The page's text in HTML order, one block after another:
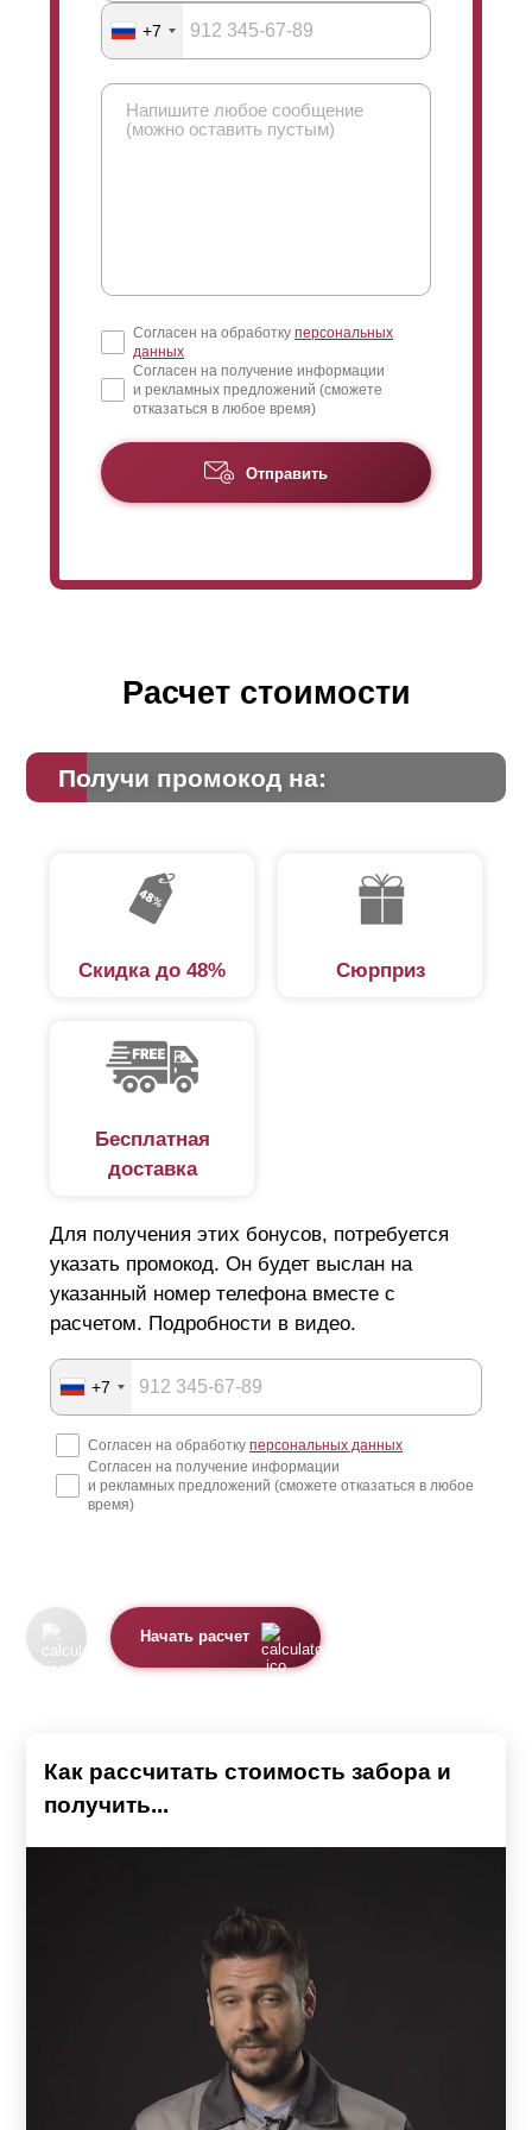
Как и любая модель ограждения, «Хай-тек» может
ограждения, то конструкторы нашей компании
согласуют ключевые детали с вами и составят проект
по вашим требованиям и условиям. Что существенно
случае, если на участке уже установлены столбы/
закладные под ограждение, то наши специалисты
пролетов. При необходимости мы можем изготовить
и столбы для забора, провести их обработку от
коррозии и окрашивание в нужный вам цвет. В таком
случае столбы будут поставлены вместе с секциями
ограждения, то есть вы получите готовый забор,
+7
Согласен на обработку персональных
данных
Согласен на получение информации
и рекламных предложений (сможете
отказаться в любое время)
Отправить
Расчет стоимости
Получи промокод на:
Скидка до 48% Сюрприз
Бесплатная
доставка
Для получения этих бонусов, потребуется
указать промокод. Он будет выслан на
указанный номер телефона вместе с
расчетом. Подробности в видео.
+7
Согласен на обработку персональных данных
Согласен на получение информации
и рекламных предложений (сможете отказаться в любое
время)
Начать расчет
Как рассчитать стоимость забора и
получить...